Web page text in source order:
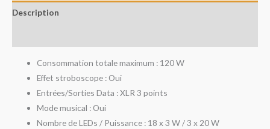
Description
Consommation totale maximum : 120 W
Effet stroboscope : Oui
Entrées/Sorties Data : XLR 3 points
Mode musical : Oui
Nombre de LEDs / Puissance : 18 x 3 W / 3 x 20 W